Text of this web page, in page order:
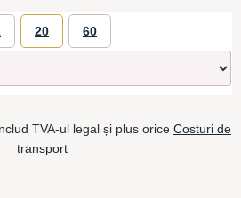
20 60
TVA-ul legal și plus orice Costuri de
transport